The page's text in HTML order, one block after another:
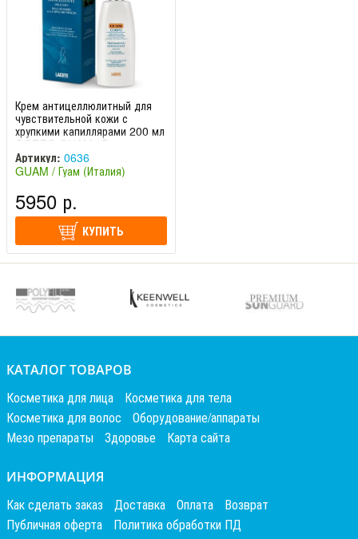
Крем антицеллюлитный для
чувствительной кожи с
хрупкими капиллярами 200 мл
CORPO GUAM / Гуам
Артикул: 0636
GUAM / Гуам (Италия)
5950 р.
КУПИТЬ
КАТАЛОГ ТОВАРОВ
Косметика для лица
Косметика для тела
Косметика для волос
Оборудование/аппараты
Мезо препараты
Здоровье Карта сайта
ИНФОРМАЦИЯ
Как сделать заказ Доставка Оплата
Возврат
Публичная оферта
Политика обработки ПД